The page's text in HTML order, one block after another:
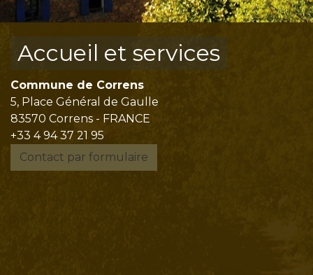
Accueil et services
Commune de Correns
5, Place Général de Gaulle
83570 Correns - FRANCE
+33 4 94 37 21 95
Contact par formulaire